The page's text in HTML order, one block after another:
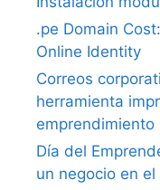
.pe Domain
Online Identity
Correos
herramienta
emprendimiento
Día del
un negocio en el